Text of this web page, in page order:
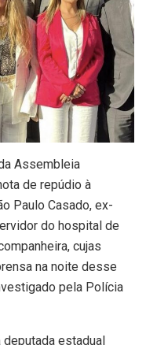
Assembleia
de repúdio à
Paulo Casado, ex-
do hospital de
cujas
na noite desse
pela Polícia
estadual